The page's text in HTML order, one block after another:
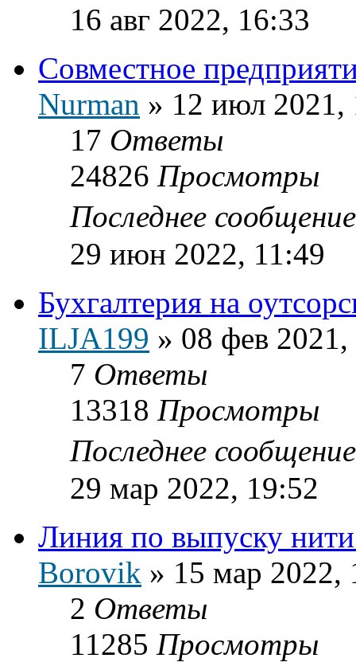
16 авг 2022, 16:33
Совместное
Nurman » 12 июл 2021,
17 Ответы
24826 Просмотры
Последнее
29 июн 2022, 11:49
Бухгалтерия на
ILJA199 » 08 фев
7 Ответы
13318 Просмотры
Последнее
29 мар 2022, 19:52
Линия по выпуску нити
Borovik » 15 мар 2022,
2 Ответы
11285 Просмотры